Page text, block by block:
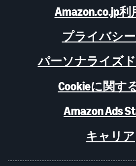
Amazon.co.jp
プライバシ
パーソナライズ
Cookieに関す
Amazon Ads
キャリア